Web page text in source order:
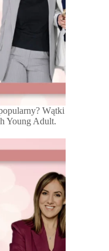
Wątki
Young Adult.